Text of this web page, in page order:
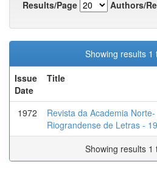
Results/Page
Authors/
Showing results 1
Issue
Date
Title
1972
Revista da Academia Norte-
Riograndense de Letras -
Showing results 1